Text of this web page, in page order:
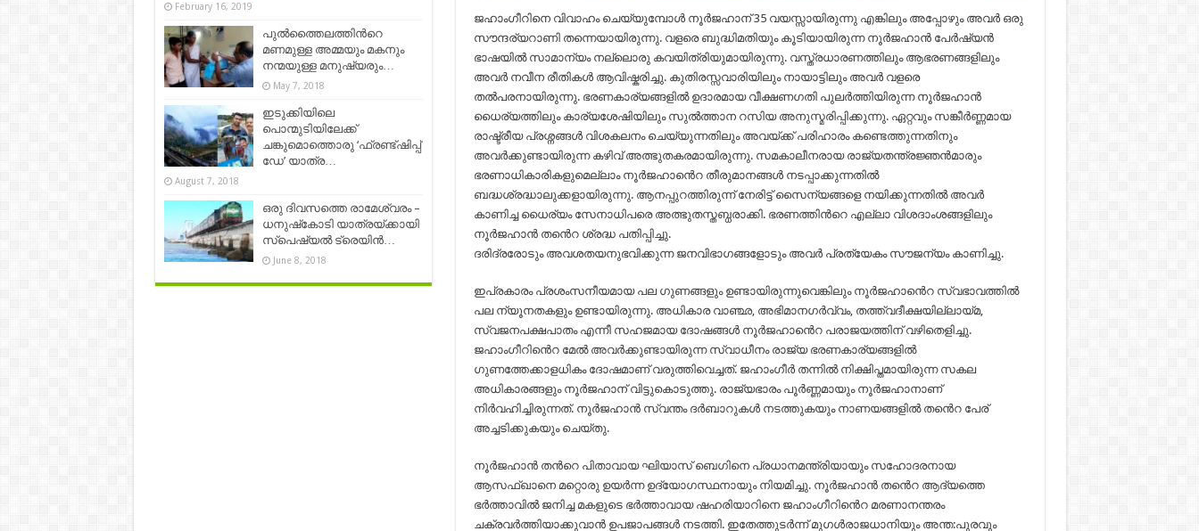
ജഹാംഗീറിനെ വിവാഹം ചെയ്യുമ്പോൾ നൂർജഹാന് 35 വയസ്സായിരുന്നു എങ്കിലും അപ്പോഴും അവർ ഒരു
സൗന്ദര്യറാണി തന്നെയായിരുന്നു. വളരെ ബുദ്ധിമതിയും കൂടിയായിരുന്ന നൂർജഹാൻ പേർഷ്യൻ
ഭാഷയിൽ സാമാന്യം നല്ലൊരു കവയിത്രിയുമായിരുന്നു. വസ്ത്രധാരണത്തിലും ആഭരണങ്ങളിലും
അവർ നവീന രീതികൾ ആവിഷ്കരിച്ചു. കുതിരസ്സവാരിയിലും നായാട്ടിലും അവർ വളരെ
തൽപരനായിരുന്നു. ഭരണകാര്യങ്ങളിൽ ഉദാരമായ വീക്ഷണഗതി പുലർത്തിയിരുന്ന നൂർജഹാൻ
ധൈര്യത്തിലും കാര്യശേഷിയിലും സുൽത്താന റസിയ അനുസ്മരിപ്പിക്കുന്നു. ഏറ്റവും സങ്കീർണ്ണമായ
രാഷ്ട്രീയ പ്രശ്നങ്ങൾ വിശകലനം ചെയ്യുന്നതിലും അവയ്ക്ക് പരിഹാരം കണ്ടെത്തുന്നതിനും
അവർക്കുണ്ടായിരുന്ന കഴിവ് അത്ഭുതകരമായിരുന്നു. സമകാലീനരായ രാജ്യതന്ത്രജ്ഞൻമാരും
ഭരണാധികാരികളുമെല്ലാം നൂർജഹാൻെറ തീരുമാനങ്ങൾ നടപ്പാക്കുന്നതിൽ
ബദ്ധശ്രദ്ധാലുക്കളായിരുന്നു. ആനപ്പുറത്തിരുന്ന് നേരിട്ട് സൈന്യങ്ങളെ നയിക്കുന്നതിൽ അവർ
കാണിച്ച ധൈര്യം സേനാധിപരെ അത്ഭുതസ്തബ്ധരാക്കി. ഭരണത്തിൻറെ എല്ലാ വിശദാംശങ്ങളിലും
നൂർജഹാൻ തൻെറ ശ്രദ്ധ പതിപ്പിച്ചു.
ദരിദ്രരോടും അവശതയനുഭവിക്കുന്ന ജനവിഭാഗങ്ങളോടും അവർ പ്രത്യേകം സൗജന്യം കാണിച്ചു.
ഇപ്രകാരം പ്രശംസനീയമായ പല ഗുണങ്ങളും ഉണ്ടായിരുന്നുവെങ്കിലും നൂർജഹാൻെറ സ്വഭാവത്തിൽ
പല ന്യൂനതകളും ഉണ്ടായിരുന്നു. അധികാര വാഞ്ഛ, അഭിമാനഗർവ്വം, തത്ത്വദീക്ഷയില്ലായ്മ,
സ്വജനപക്ഷപാതം എന്നീ സഹജമായ ദോഷങ്ങൾ നൂർജഹാൻെറ പരാജയത്തിന് വഴിതെളിച്ചു.
ജഹാംഗീറിൻെറ മേൽ അവർക്കുണ്ടായിരുന്ന സ്വാധീനം രാജ്യ ഭരണകാര്യങ്ങളിൽ
ഗുണത്തേക്കാളധികം ദോഷമാണ് വരുത്തിവെച്ചത്. ജഹാംഗീർ തന്നിൽ നിക്ഷിപ്തമായിരുന്ന സകല
അധികാരങ്ങളും നൂർജഹാന് വിട്ടുകൊടുത്തു. രാജ്യഭാരം പൂർണ്ണമായും നൂർജഹാനാണ്
നിർവഹിച്ചിരുന്നത്. നൂർജഹാൻ സ്വന്തം ദർബാറുകൾ നടത്തുകയും നാണയങ്ങളിൽ തൻെറ പേര്
അച്ചടിക്കുകയും ചെയ്തു.
നൂർജഹാൻ തൻറെ പിതാവായ ഘിയാസ് ബെഗിനെ പ്രധാനമന്ത്രിയായും സഹോദരനായ
ആസഫ്ഖാനെ മറ്റൊരു ഉയർന്ന ഉദ്യോഗസ്ഥനായും നിയമിച്ചു. നൂർജഹാൻ തൻെറ ആദ്യത്തെ
ഭർത്താവിൽ ജനിച്ച മകളുടെ ഭർത്താവായ ഷഹരിയാറിനെ ജഹാംഗീറിൻെറ മരണാനന്തരം
ചക്രവർത്തിയാക്കുവാൻ ഉപജാപങ്ങൾ നടത്തി. ഇതേത്തുടർന്ന് മുഗൾരാജധാനിയും അന്ത:പുരവും
February 16, 2019
പുല്‍ത്തൈലത്തിന്‍റെ
മണമുള്ള അമ്മയും മകനും
നന്മയുള്ള മനുഷ്യരും…
May 7, 2018
ഇടുക്കിയിലെ
പൊന്മുടിയിലേക്ക്
ചങ്കുമൊത്തൊരു ‘ഫ്രണ്ട്ഷിപ്പ്
ഡേ’ യാത്ര…
August 7, 2018
ഒരു ദിവസത്തെ രാമേശ്വരം –
ധനുഷ്‌കോടി യാത്രയ്ക്കായി
സ്പെഷ്യൽ ട്രെയിൻ…
June 8, 2018